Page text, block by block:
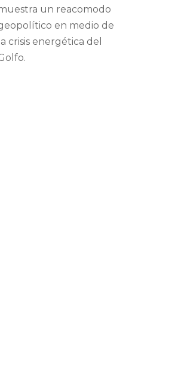
un reacomodo
en medio de
la crisis energética del